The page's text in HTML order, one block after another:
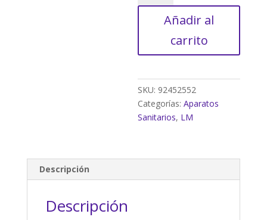
Lino
amortiguada
Añadir al
carrito
SKU: 92452552
Categorías:Aparatos
Sanitarios, LM
Descripción
Descripción